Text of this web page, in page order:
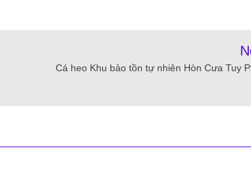
Cá heo Khu bảo tồn tự nhiên Hòn Cưa Tuy